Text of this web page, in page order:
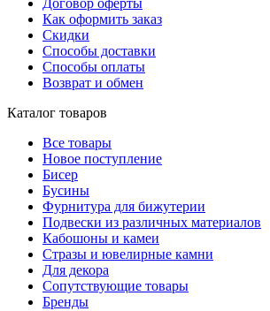
Договор оферты
Как оформить заказ
Скидки
Способы доставки
Способы оплаты
Возврат и обмен
Каталог товаров
Все товары
Новое поступление
Бисер
Бусины
Фурнитура для бижутерии
Подвески из различных материалов
Кабошоны и камеи
Стразы и ювелирные камни
Для декора
Сопутствующие товары
Бренды